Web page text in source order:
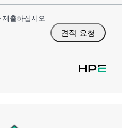
제출하십시오
견적 요청